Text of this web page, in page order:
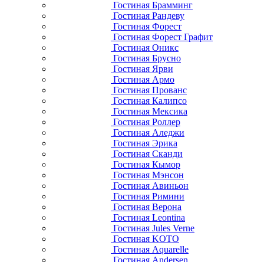
Гостиная Брамминг
Гостиная Рандеву
Гостиная Форест
Гостиная Форест Графит
Гостиная Оникс
Гостиная Брусно
Гостиная Ярви
Гостиная Армо
Гостиная Прованс
Гостиная Калипсо
Гостиная Мексика
Гостиная Роллер
Гостиная Аледжи
Гостиная Эрика
Гостиная Сканди
Гостиная Кымор
Гостиная Мэнсон
Гостиная Авиньон
Гостиная Римини
Гостиная Верона
Гостиная Leontina
Гостиная Jules Verne
Гостиная KOTO
Гостиная Aquarelle
Гостиная Andersen